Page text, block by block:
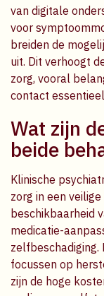
van digitale
voor
breiden de
uit. Dit verhoogt
zorg, vooral
contact
Wat zijn
beide
Klinische
zorg in een
beschikbaarheid
medicatie-
zelfbeschadiging.
focussen op
zijn de hoge